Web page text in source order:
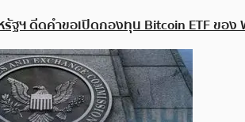
ฐฯ ดีดคำขอเปิดกองทุน Bitcoin ETF ของ